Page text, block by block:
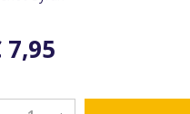
7,95